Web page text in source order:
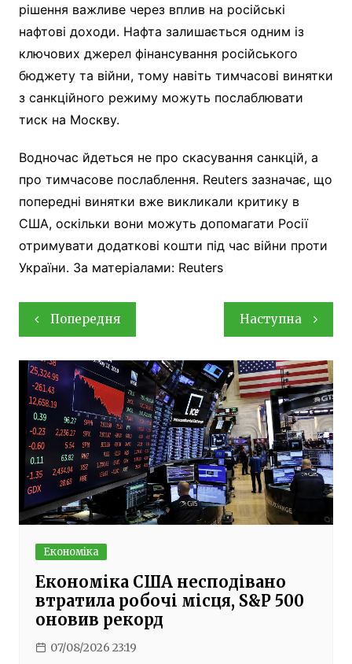
рішення важливе через вплив на російські
нафтові доходи. Нафта залишається одним із
ключових джерел фінансування російського
бюджету та війни, тому навіть тимчасові винятки
з санкційного режиму можуть послаблювати
тиск на Москву.
Водночас йдеться не про скасування санкцій, а
про тимчасове послаблення. Reuters зазначає, що
попередні винятки вже викликали критику в
США, оскільки вони можуть допомагати Росії
отримувати додаткові кошти під час війни проти
України. За матеріалами: Reuters
Навігація
записів
Попередня Наступна
Економіка
Економіка США несподівано
втратила робочі місця, S&P 500
оновив рекорд
07/08/2026 23:19